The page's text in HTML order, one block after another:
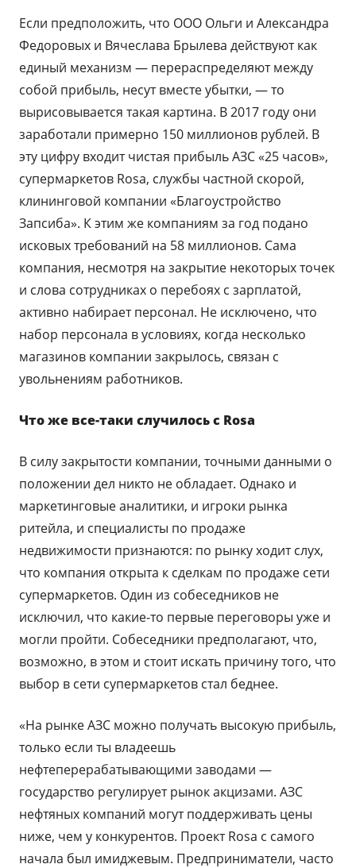
Если предположить, что ООО Ольги и Александра
Федоровых и Вячеслава Брылева действуют как
единый механизм — перераспределяют между
собой прибыль, несут вместе убытки, — то
вырисовывается такая картина. В 2017 году они
заработали примерно 150 миллионов рублей. В
эту цифру входит чистая прибыль АЗС «25 часов»,
супермаркетов Rosa, службы частной скорой,
клининговой компании «Благоустройство
Запсиба». К этим же компаниям за год подано
исковых требований на 58 миллионов. Сама
компания, несмотря на закрытие некоторых точек
и слова сотрудниках о перебоях с зарплатой,
активно набирает персонал. Не исключено, что
набор персонала в условиях, когда несколько
магазинов компании закрылось, связан с
увольнениям работников.
Что же все-таки случилось с Rosa
В силу закрытости компании, точными данными о
положении дел никто не обладает. Однако и
маркетинговые аналитики, и игроки рынка
ритейла, и специалисты по продаже
недвижимости признаются: по рынку ходит слух,
что компания открыта к сделкам по продаже сети
супермаркетов. Один из собеседников не
исключил, что какие-то первые переговоры уже и
могли пройти. Собеседники предполагают, что,
возможно, в этом и стоит искать причину того, что
выбор в сети супермаркетов стал беднее.
«На рынке АЗС можно получать высокую прибыль,
только если ты владеешь
нефтеперерабатывающими заводами —
государство регулирует рынок акцизами. АЗС
нефтяных компаний могут поддерживать цены
ниже, чем у конкурентов. Проект Rosa c самого
начала был имиджевым. Предприниматели, часто